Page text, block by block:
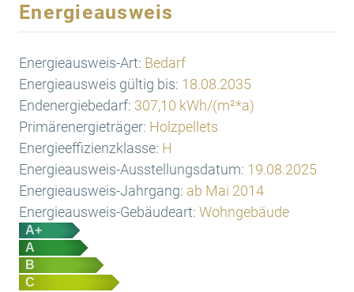
Energieausweis
Energieausweis-Art: Bedarf
Energieausweis gültig bis: 18.08.2035
Endenergiebedarf: 307,10 kWh/(m²*a)
Primärenergieträger: Holzpellets
Energieeffizienzklasse: H
Energieausweis-Ausstellungsdatum: 19.08.2025
Energieausweis-Jahrgang: ab Mai 2014
Energieausweis-Gebäudeart: Wohngebäude
A+
A
B
C